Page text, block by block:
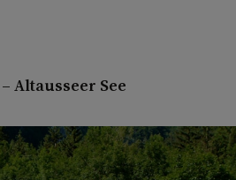
Altausseer See